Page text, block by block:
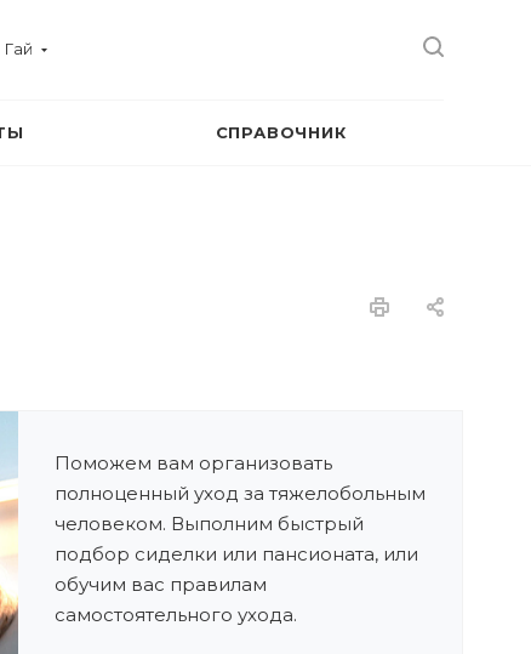
Гай
СПРАВОЧНИК
Поможем вам организовать
полноценный уход за тяжелобольным
человеком. Выполним быстрый
подбор сиделки или пансионата, или
обучим вас правилам
самостоятельного ухода.